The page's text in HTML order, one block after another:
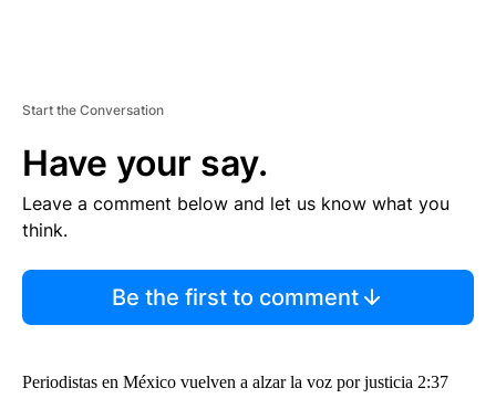
Start the Conversation
Have your say.
Leave a comment below and let us know what you
think.
Be the first to comment
Periodistas en México vuelven a alzar la voz por justicia 2:37